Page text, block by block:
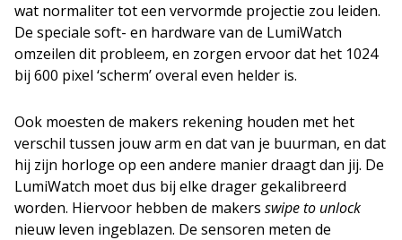
wat normaliter tot een vervormde projectie zou leiden.
De speciale soft- en hardware van de LumiWatch
omzeilen dit probleem, en zorgen ervoor dat het 1024
bij 600 pixel ‘scherm’ overal even helder is.
Ook moesten de makers rekening houden met het
verschil tussen jouw arm en dat van je buurman, en dat
hij zijn horloge op een andere manier draagt dan jij. De
LumiWatch moet dus bij elke drager gekalibreerd
worden. Hiervoor hebben de makers swipe to unlock
nieuw leven ingeblazen. De sensoren meten de